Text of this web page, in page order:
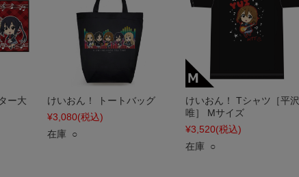
ー大
けいおん！ トートバッグ
¥3,080(税込)
在庫 ○
けいおん！ Tシャツ［平沢
唯］ Mサイズ
¥3,520(税込)
在庫 ○